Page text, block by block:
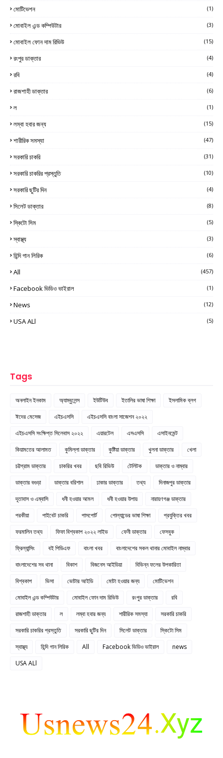
মোটিভেশন (1)
মোবাইল এন্ড কম্পিউটার (3)
মোবাইল ফোন দাম রিভিউ (15)
রংপুর ডাক্তার (4)
রবি (4)
রাজশাহী ডাক্তার (6)
ল (1)
লম্বা হবার জন্য (15)
শারীরিক সমস্যা (47)
সরকারি চাকরি (31)
সরকারি চাকরির প্রস্তুতি (10)
সরকারি ছুটির দিন (4)
সিলেট ডাক্তার (8)
স্কিটো সিম (5)
স্বাস্থ্য (3)
হিন্দি গান লিরিক (6)
All (457)
Facebook ভিডিও ভাইরাল (1)
News (12)
USA ALl (5)
Tags
অনলাইন ইনকাম অ্যাম্বুলেন্স ইউটিউব ইতালির ভাষা শিক্ষা
ইসলামিক ব্লগ
ঈদের মেসেজ
এইচএসসি
এইচএসসি বাংলা সাজেশন ২০২২
এইচএসসি সংক্ষিপ্ত সিলেবাস ২০২২
এয়ারটেল এসএসসি
এসাইনমেন্ট
কিয়ামতের আলামত
কুমিল্লা ডাক্তার কুষ্টিয়া ডাক্তার খুলনা ডাক্তার
খেলা
চট্টগ্রাম ডাক্তার
চাকরির খবর ছবি রিভিউ টেলিটক
ডাক্তার ও নাম্বার
ডাক্তার বগুড়া
ডাক্তার বরিশাল ঢাকার ডাক্তার তথ্য
দিনাজপুর ডাক্তার
দূতাবাস ও এম্বাসি
ধনী হওয়ার আমল ধনী হওয়ার উপায়
নারায়ণগঞ্জ ডাক্তার
পরকীয়া
পাইবেট চাকরি পাসপোর্ট পোল্যান্ডের ভাষা শিক্ষা
প্রযুক্তির খবর
ফরমালিন তথ্য
ফিফা বিশ্বকাপ ২০২২ লাইভ ফেনী ডাক্তার
ফেসবুক
ফ্রিল্যান্সিং
বই পিডিএফ বাংলা খবর
বাংলাদেশের সকল থানার মোবাইল নাম্বার
বাংলাদেশের সব থানা
বিকাশ বিজনেস আইডিয়া
বিভিন্ন ফলের উপকারিতা
বিশ্বকাপ
ভিসা ভোটার আইডি মোটা হওয়ার জন্য
মোটিভেশন
মোবাইল এন্ড কম্পিউটার
মোবাইল ফোন দাম রিভিউ রংপুর ডাক্তার
রবি
রাজশাহী ডাক্তার
ল লম্বা হবার জন্য শারীরিক সমস্যা
সরকারি চাকরি
সরকারি চাকরির প্রস্তুতি
সরকারি ছুটির দিন সিলেট ডাক্তার
স্কিটো সিম
স্বাস্থ্য
হিন্দি গান লিরিক All Facebook ভিডিও ভাইরাল
news
USA ALl